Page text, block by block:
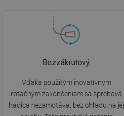
Bezzákrutový
Vďaka použitým inovatívnym
rotačným zakončeniam sa sprchová
hadica nezamotáva, bez ohľadu na jej